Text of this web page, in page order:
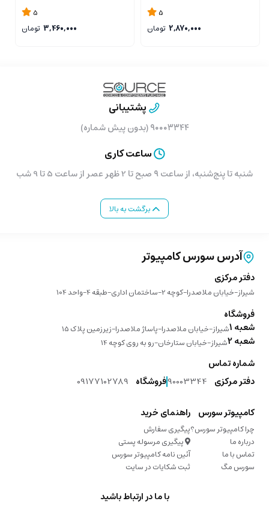
5
2,870,000 تومان
5
3,460,000 تومان
پشتیبانی
۹۰۰۰۳۳۴۴ (بدون پیش شماره)
ساعت کاری
شنبه تا پنج‌شنبه، از ساعت ۹ صبح تا 2 ظهر عصر از ساعت 5 تا 9 شب
برگشت به بالا
آدرس سورس کامپیوتر
دفتر مرکزی
شیراز-خیابان ملاصدرا-کوچه 2-ساختمان اداری-طبقه 4-واحد 104
فروشگاه
شعبه 1 شیراز-خیابان ملاصدرا-پاساژ ملاصدرا-زیرزمین پلاک 15
شعبه 2 شیراز-خیابان ستارخان-رو به روی کوچه 14
شماره تماس
دفتر مرکزی 90003344فروشگاه 09177102789
کامپیوتر سورس
چرا کامپیوتر سورس؟
درباره ما
تماس با ما
سورس مگ
راهنمای خرید
پیگیری سفارش
پیگیری مرسوله پستی
آئین نامه کامپیوتر سورس
ثبت شکایات در سایت
با ما در ارتباط باشید